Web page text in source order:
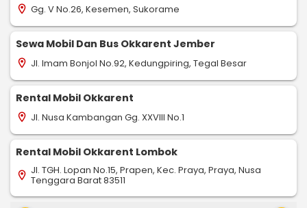
location_on Gg. V No.26, Kesemen, Sukorame
Sewa Mobil Dan Bus Okkarent Jember
location_on Jl. Imam Bonjol No.92, Kedungpiring, Tegal Besar
Rental Mobil Okkarent
location_on Jl. Nusa Kambangan Gg. XXVIII No.1
Rental Mobil Okkarent Lombok
location_on Jl. TGH. Lopan No.15, Prapen, Kec. Praya, Praya, Nusa
Tenggara Barat 83511